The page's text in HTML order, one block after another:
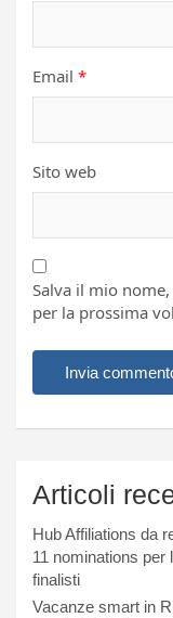
Email *
Sito web
Salva il mio
per la prossima
Articoli
Hub Affiliations da
11 nominations per
finalisti
Vacanze smart in